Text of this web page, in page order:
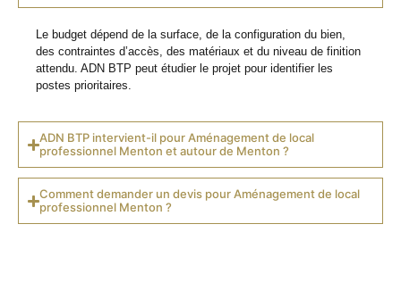
Le budget dépend de la surface, de la configuration du bien,
des contraintes d’accès, des matériaux et du niveau de finition
attendu. ADN BTP peut étudier le projet pour identifier les
postes prioritaires.
ADN BTP intervient-il pour Aménagement de local
professionnel Menton et autour de Menton ?
Comment demander un devis pour Aménagement de local
professionnel Menton ?